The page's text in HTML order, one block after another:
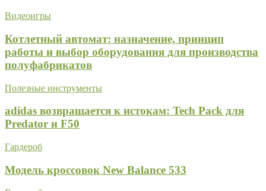
Видеоигры
Котлетный автомат: назначение, принцип
работы и выбор оборудования для производства
полуфабрикатов
Полезные инструменты
adidas возвращается к истокам: Tech Pack для
Predator и F50
Гардероб
Модель кроссовок New Balance 533